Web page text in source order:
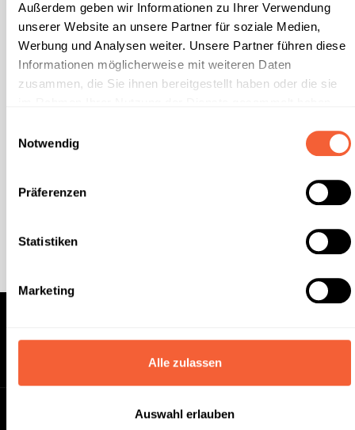
Außerdem geben wir Informationen zu Ihrer Verwendung
unserer Website an unsere Partner für soziale Medien,
Werbung und Analysen weiter. Unsere Partner führen diese
Informationen möglicherweise mit weiteren Daten
zusammen, die Sie ihnen bereitgestellt haben oder die sie
finden sie hier.
Notwendig
Präferenzen
Statistiken
Marketing
Alle zulassen
Auswahl erlauben
Produktvorteile: • Zur schnellen und gründlichen Reinigung
von Scheiben und wasserfesten Oberflächen aller Art • Sehr
Materialschonend • Wirtschaftlich, da sehr ergiebig• Besitzt
hohe Fett- und Schmutzlösekraft • Dosierung: 50 ml
Fensterwischer abziehen - fertig! Kein Nachpolieren nötig!
Lieferbar sind: 1 Liter/Flasche (12 Flaschen im Karton / 432